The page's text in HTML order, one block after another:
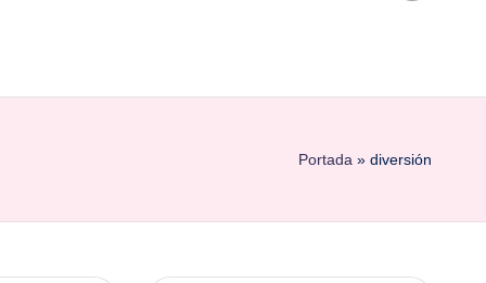
Portada » diversión